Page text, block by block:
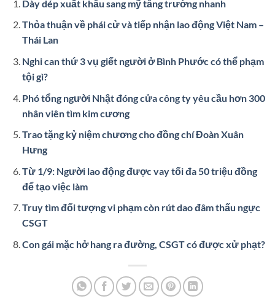
Dày dép xuất khẩu sang mỹ tăng trường nhanh
Thỏa thuận về phái cử và tiếp nhận lao động Việt Nam –
Thái Lan
Nghi can thứ 3 vụ giết người ở Bình Phước có thể phạm
tội gì?
Phó tổng người Nhật đóng cửa công ty yêu cầu hơn 300
nhân viên tìm kim cương
Trao tặng kỷ niệm chương cho đồng chí Đoàn Xuân
Hưng
Từ 1/9: Người lao động được vay tối đa 50 triệu đồng
để tạo việc làm
Truy tìm đối tượng vi phạm còn rút dao đâm thấu ngực
CSGT
Con gái mặc hở hang ra đường, CSGT có được xử phạt?